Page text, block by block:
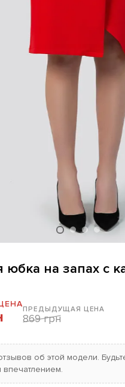
юбка на запах с
ПРЕДЫДУЩАЯ ЦЕНА
869 грн
об этой модели.
впечатлением.